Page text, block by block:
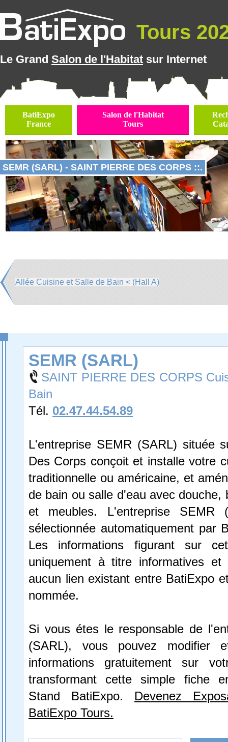
Tours
Le Grand Salon de l'Habitat sur Internet
BatiExpo
France
Salon de l'Habitat
Tours
SEMR (SARL) - SAINT PIERRE DES CORPS ::.
Allée Cuisine et Salle de Bain < (Hall A)
SEMR (SARL)
SAINT PIERRE DES CORPS
Bain
Tél. 02.47.44.54.89
L'entreprise SEMR (SARL) située
Des Corps conçoit et installe votre
traditionnelle ou américaine, et
de bain ou salle d'eau avec douche,
et meubles. L'entreprise SEMR
sélectionnée automatiquement par
Les informations figurant sur
uniquement à titre informatives et
aucun lien existant entre BatiExpo
nommée.
Si vous étes le responsable de
(SARL), vous pouvez modifier
informations gratuitement sur
transformant cette simple fiche
Stand BatiExpo. Devenez
BatiExpo Tours.